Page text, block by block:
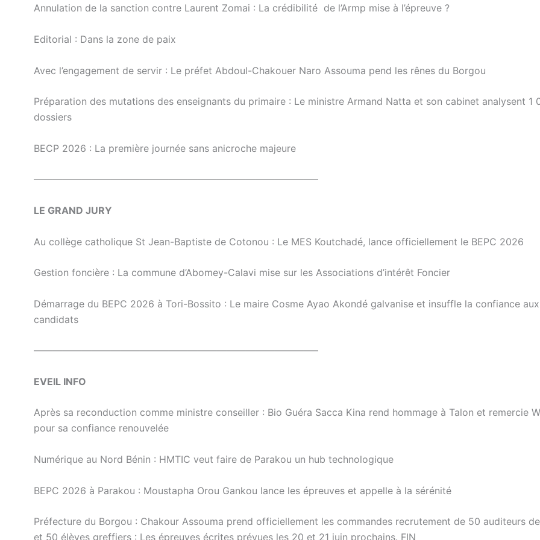
Annulation de la sanction contre Laurent Zomai : La crédibilité de l’Armp mise à l’épreuve ?
Editorial : Dans la zone de paix
Avec l’engagement de servir : Le préfet Abdoul-Chakouer Naro Assouma pend les rênes du Borgou
Préparation des mutations des enseignants du primaire : Le ministre Armand Natta et son cabinet analysent 1
dossiers
BECP 2026 : La première journée sans anicroche majeure
—————————————————————————————–
LE GRAND JURY
Au collège catholique St Jean-Baptiste de Cotonou : Le MES Koutchadé, lance officiellement le BEPC 2026
Gestion foncière : La commune d’Abomey-Calavi mise sur les Associations d’intérêt Foncier
Démarrage du BEPC 2026 à Tori-Bossito : Le maire Cosme Ayao Akondé galvanise et insuffle la confiance aux
candidats
—————————————————————————————–
EVEIL INFO
Après sa reconduction comme ministre conseiller : Bio Guéra Sacca Kina rend hommage à Talon et remercie
pour sa confiance renouvelée
Numérique au Nord Bénin : HMTIC veut faire de Parakou un hub technologique
BEPC 2026 à Parakou : Moustapha Orou Gankou lance les épreuves et appelle à la sérénité
Préfecture du Borgou : Chakour Assouma prend officiellement les commandes recrutement de 50 auditeurs
et 50 élèves greffiers : Les épreuves écrites prévues les 20 et 21 juin prochains. FIN